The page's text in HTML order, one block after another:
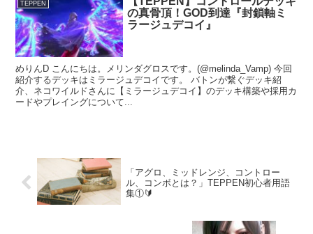
TEPPEN
の真骨頂！GOD到達『封鎖軸ミ
ラージュデコイ』
めりんD こんにちは。メリンダグロスです。(@melinda_Vamp) 今回
紹介するデッキはミラージュデコイです。 バトンが繋ぐデッキ紹
介、ネコワイルドさんに【ミラージュデコイ】のデッキ構築や採用カ
ードやプレイングについて...
「アグロ、ミッドレンジ、コントロー
ル、コンボとは？」TEPPEN初心者用語
集①🔰